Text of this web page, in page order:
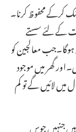
کرکے محفوظ کرنا۔
کے لئے سستے
ہوگا۔جب معالجین کو
گھر میں موجود
میں لائیں گے تو کم